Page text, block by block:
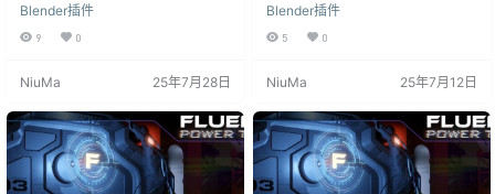
其强大和流畅的功能，为用户提供
了轻松无压力的建模体验。作为Flu
ent插件的扩展版本，它支持添加板
种建模需求。 Blender插件功能 多
形渲染模型，也适用于制作低聚道
具和结构。 布尔系统：适合创建复
杂设计，无论是超低多边形还是高
多边形模型。 无…
Blender插件
9 0
NiuMa 25年7月28日
畅、高效、无压力的建模体验。其
多功能性使其适用于各种建模需
求，为用户提供了方便、精准、智
V3.0.2是一款为Blender打造的强大
效、无压力的建模体验。无论您是
专业建模师还是初学者，Fluent Po
wer Trip都能满足…
Blender插件
5 0
NiuMa 25年7月12日